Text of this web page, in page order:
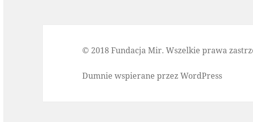
© 2018 Fundacja Mir. Wszelkie prawa
Dumnie wspierane przez WordPress